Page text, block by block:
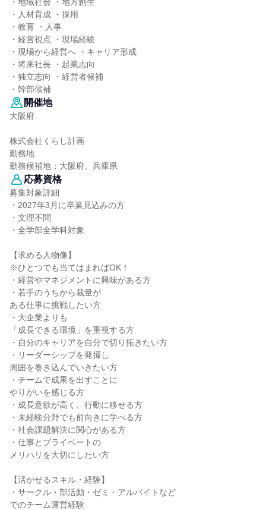
・人材育成 ・採用
・教育 ・人事
・経営視点 ・現場経験
・現場から経営へ ・キャリア形成
・将来社長 ・起業志向
・独立志向 ・経営者候補
・幹部候補
開催地
大阪府
株式会社くらし計画
勤務地
勤務候補地：大阪府、兵庫県
応募資格
募集対象詳細
・2027年3月に卒業見込みの方
・文理不問
・全学部全学科対象
【求める人物像】
※ひとつでも当てはまればOK！
・経営やマネジメントに興味がある方
・若手のうちから裁量が
ある仕事に挑戦したい方
・大企業よりも
「成長できる環境」を重視する方
・自分のキャリアを自分で切り拓きたい方
・リーダーシップを発揮し
周囲を巻き込んでいきたい方
・チームで成果を出すことに
やりがいを感じる方
・成長意欲が高く、行動に移せる方
・未経験分野でも前向きに学べる方
・社会課題解決に関心がある方
・仕事とプライベートの
メリハリを大切にしたい方
【活かせるスキル・経験】
・サークル・部活動・ゼミ・アルバイトなど
でのチーム運営経験